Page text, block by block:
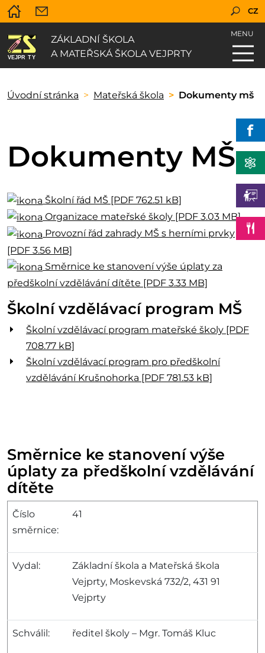
CZ
ZÁKLADNÍ ŠKOLA
A MATEŘSKÁ ŠKOLA VEJPRTY
MENU
Úvodní stránka Mateřská škola Dokumenty mš
Dokumenty MŠ
Školní řád MŠ [PDF 762.51 kB]
Organizace mateřské školy [PDF 3.03 MB]
Provozní řád zahrady MŠ s herními prvky
[PDF 3.56 MB]
Směrnice ke stanovení výše úplaty za
předškolní vzdělávání dítěte [PDF 3.33 MB]
Školní vzdělávací program MŠ
Školní vzdělávací program mateřské školy [PDF
708.77 kB]
Školní vzdělávací program pro předškolní
vzdělávání Krušnohorka [PDF 781.53 kB]
Směrnice ke stanovení výše
úplaty za předškolní vzdělávání
dítěte
Číslo
směrnice:
41
Vydal:
Základní škola a Mateřská škola
Vejprty, Moskevská 732/2, 431 91
Vejprty
Schválil: ředitel školy – Mgr. Tomáš Kluc